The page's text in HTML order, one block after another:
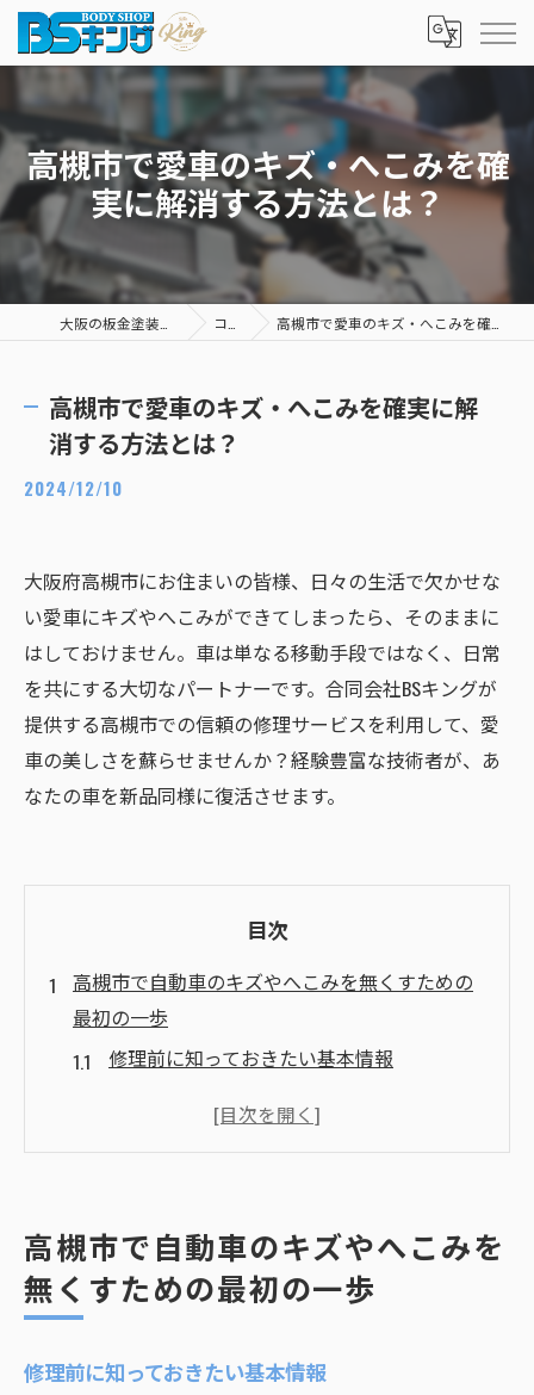
高槻市で愛車のキズ・へこみを確
実に解消する方法とは？
コラム 高槻市で愛車のキズ・へこみを確実に解消する方法とは？
高槻市で愛車のキズ・へこみを確実に解
消する方法とは？
2024/12/10
大阪府高槻市にお住まいの皆様、日々の生活で欠かせな
い愛車にキズやへこみができてしまったら、そのままに
はしておけません。車は単なる移動手段ではなく、日常
を共にする大切なパートナーです。合同会社BSキングが
提供する高槻市での信頼の修理サービスを利用して、愛
車の美しさを蘇らせませんか？経験豊富な技術者が、あ
なたの車を新品同様に復活させます。
目次
高槻市で自動車のキズやへこみを無くすための
最初の一歩
修理前に知っておきたい基本情報
高槻市の修理サービス選びのポイント
高槻市での車検と修理の同時進行方法
愛車のキズへこみを大阪府高槻市で確実に解消
プロの技術を活用した修理工程
高槻市で自動車のキズやへこみを
無くすための最初の一歩
修理前に知っておきたい基本情報